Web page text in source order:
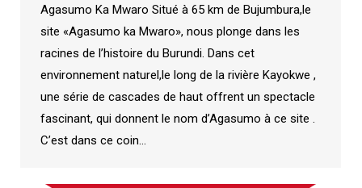
Agasumo Ka Mwaro Situé à 65 km de Bujumbura,le
site «Agasumo ka Mwaro», nous plonge dans les
racines de l’histoire du Burundi. Dans cet
environnement naturel,le long de la rivière Kayokwe ,
une série de cascades de haut offrent un spectacle
fascinant, qui donnent le nom d’Agasumo à ce site .
C’est dans ce coin…